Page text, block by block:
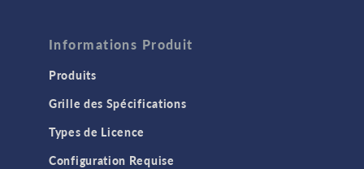
Informations Produit
Produits
Grille des Spécifications
Types de Licence
Configuration Requise